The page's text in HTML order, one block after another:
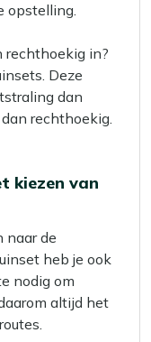
opstelling.
rechthoekig in?
Deze
dan
rechthoekig.
kiezen van
naar de
heb je ook
nodig om
altijd het